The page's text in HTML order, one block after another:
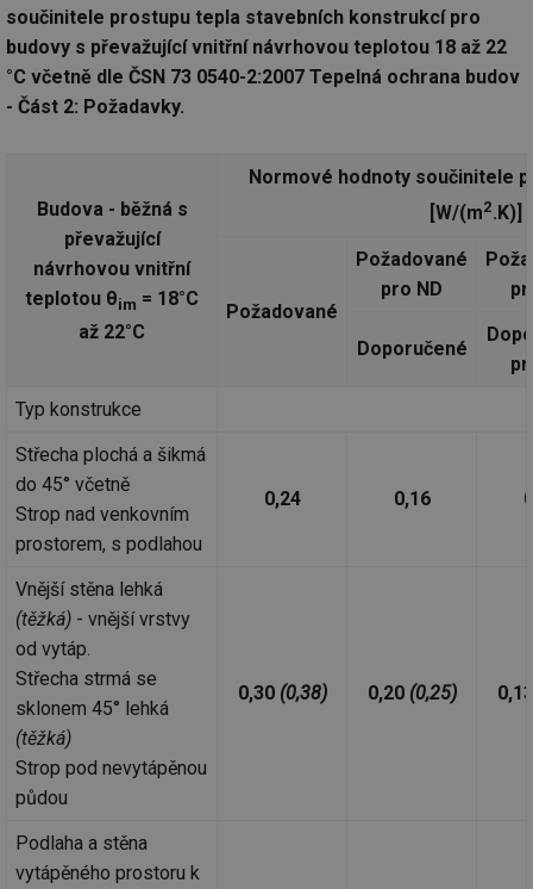
součinitele prostupu tepla stavebních konstrukcí pro
budovy s převažující vnitřní návrhovou teplotou 18 až 22
°C včetně dle ČSN 73 0540-2:2007 Tepelná ochrana budov
- Část 2: Požadavky.
Budova - běžná s
převažující
návrhovou vnitřní
teplotou θim = 18°C
až 22°C
Normové hodnoty součinitele
[W/(m2.K)]
Požadované
Požadované
pro ND
Doporučené
Typ konstrukce
Střecha plochá a šikmá
do 45° včetně
Strop nad venkovním
prostorem, s podlahou
0,24 0,16
Vnější stěna lehká
(těžká) - vnější vrstvy
od vytáp.
Střecha strmá se
sklonem 45° lehká
(těžká)
Strop pod nevytápěnou
půdou
0,30 (0,38) 0,20 (0,25)
Podlaha a stěna
vytápěného prostoru k